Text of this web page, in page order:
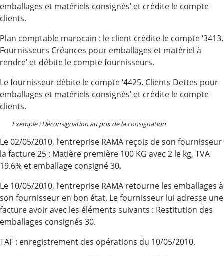
emballages et matériels consignés’ et crédite le compte
clients.
Plan comptable marocain : le client crédite le compte ‘3413.
Fournisseurs Créances pour emballages et matériel à
rendre’ et débite le compte fournisseurs.
Le fournisseur débite le compte ‘4425. Clients Dettes pour
emballages et matériels consignés’ et crédite le compte
clients.
Exemple : Déconsignation au prix de la consignation
Le 02/05/2010, l’entreprise RAMA reçois de son fournisseur
la facture 25 : Matière première 100 KG avec 2 le kg, TVA
19.6% et emballage consigné 30.
Le 10/05/2010, l’entreprise RAMA retourne les emballages à
son fournisseur en bon état. Le fournisseur lui adresse une
facture avoir avec les éléments suivants : Restitution des
emballages consignés 30.
TAF : enregistrement des opérations du 10/05/2010.